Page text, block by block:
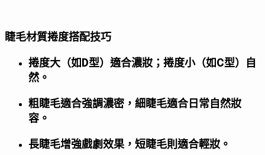
睫毛材質捲度搭配技巧
捲度大（如D型）適合濃妝；捲度小（如C型）自
然。
粗睫毛適合強調濃密，細睫毛適合日常自然妝
容。
長睫毛增強戲劇效果，短睫毛則適合輕妝。